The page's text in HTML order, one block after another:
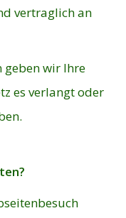
vertraglich an
geben wir Ihre
es verlangt oder